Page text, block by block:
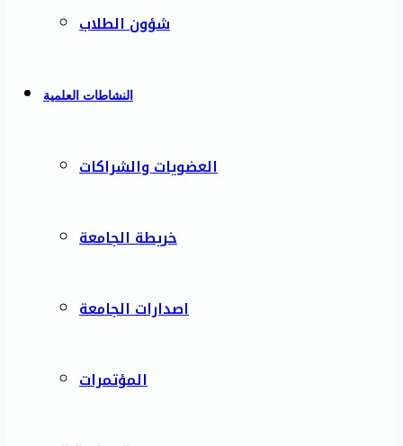
شؤون الطلاب
النشاطات العلمية
العضويات والشراكات
خريطة الجامعة
اصدارات الجامعة
المؤتمرات